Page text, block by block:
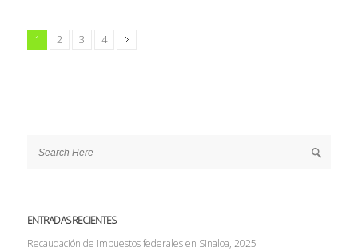
1 2 3 4
ENTRADAS RECIENTES
Recaudación de impuestos federales en Sinaloa, 2025